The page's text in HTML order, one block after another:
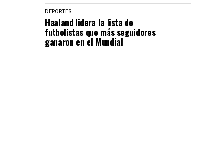
DEPORTES
Haaland lidera la lista de
futbolistas que más seguidores
ganaron en el Mundial